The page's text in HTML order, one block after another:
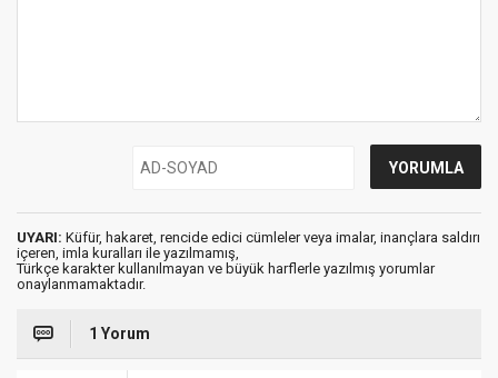
UYARI: Küfür, hakaret, rencide edici cümleler veya imalar, inançlara saldırı
içeren, imla kuralları ile yazılmamış,
Türkçe karakter kullanılmayan ve büyük harflerle yazılmış yorumlar
onaylanmamaktadır.
1 Yorum